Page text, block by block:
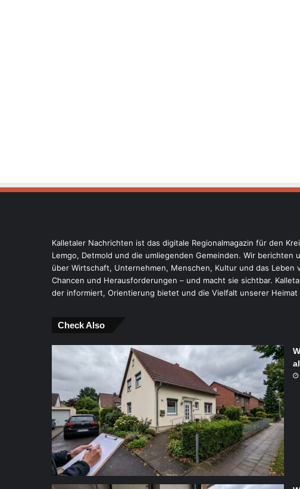
Kalletaler Nachrichten ist das digitale Regionalmagazin für den
Lemgo, Detmold und die umliegenden Gemeinden. Wir
über Wirtschaft, Unternehmen, Menschen, Kultur und das Leben
Chancen und Herausforderungen – und macht sie sichtbar.
der informiert, Orientierung bietet und die Vielfalt unserer Heimat
Check Also